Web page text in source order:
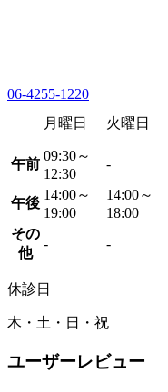
06-4255-1220
月曜日
火曜日
午前
09:30～
12:30
-
午後
14:00～
19:00
14:00～
18:00
その
他
- -
休診日
木・土・日・祝
ユーザーレビュー